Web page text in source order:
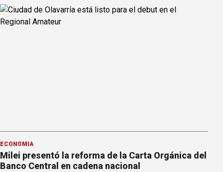
ECONOMÍA
Milei presentó la reforma de la Carta Orgánica del
Banco Central en cadena nacional